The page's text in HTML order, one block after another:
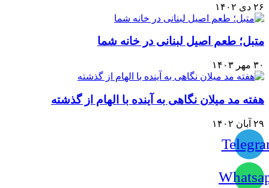
۲۶ دی ۱۴۰۲
متبل؛ طعم اصیل لبنانی در خانه شما
۳۰ مهر ۱۴۰۳
هفته مد میلان نگاهی به آینده با الهام از گذشته
۲۹ آبان ۱۴۰۲